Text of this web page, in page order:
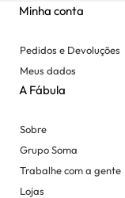
Minha conta
Pedidos e Devoluções
Meus dados
A Fábula
Sobre
Grupo Soma
Trabalhe com a gente
Lojas